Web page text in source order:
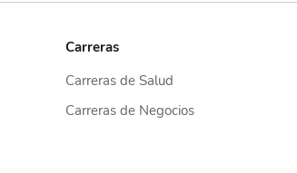
Carreras
Carreras de Salud
Carreras de Negocios